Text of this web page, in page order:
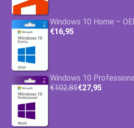
Windows 10 Home –
€16,95
Windows 10
€102,85€27,95